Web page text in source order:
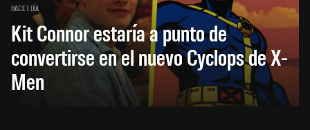
HACE 1 DÍA
Kit Connor estaría a punto de
convertirse en el nuevo Cyclops de X-
Men